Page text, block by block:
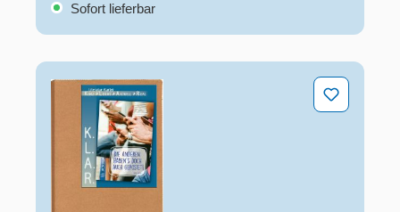
Sofort lieferbar
Die anderen haben’s doch auch gepostet!